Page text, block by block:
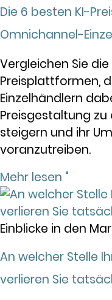
Die 6 besten KI-
Omnichannel-
Vergleichen Sie
Preisplattformen,
Einzelhändlern
Preisgestaltung zu
steigern und ihr
voranzutreiben.
Mehr lesen "
Einblicke in den
An welcher Stelle
verlieren Sie